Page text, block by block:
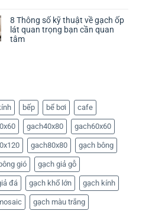
8 Thông số kỹ thuật về gạch ốp
lát quan trọng bạn cần quan
tâm
bếp bể bơi cafe
gach40x80 gach60x60
gach80x80 gạch bông
gió gạch giả gỗ
đá gạch khổ lớn gạch kính
gạch màu trắng